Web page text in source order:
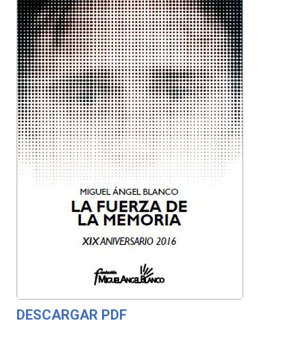
DESCARGAR PDF